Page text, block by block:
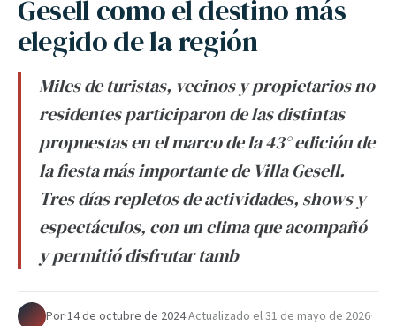
Gesell como el destino más
elegido de la región
Miles de turistas, vecinos y propietarios no
residentes participaron de las distintas
propuestas en el marco de la 43° edición de
la fiesta más importante de Villa Gesell.
Tres días repletos de actividades, shows y
espectáculos, con un clima que acompañó
y permitió disfrutar tamb
Por·14 de octubre de 2024·Actualizado el31 de mayo de 2026·